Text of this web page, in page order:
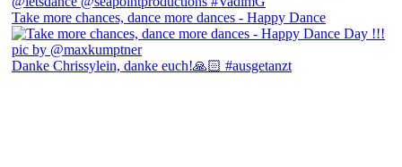
Take more chances, dance more dances - Happy Dance
Danke Chrissylein, danke euch!🙏🏻 #ausgetanzt